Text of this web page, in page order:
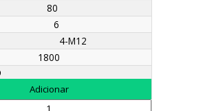
80
6
4-M12
1800